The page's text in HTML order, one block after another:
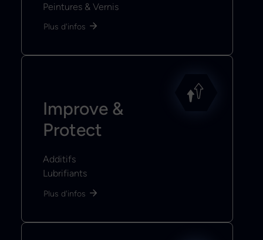
Peintures & Vernis
Plus d'infos
Improve &
Protect
Additifs
Lubrifiants
Plus d'infos